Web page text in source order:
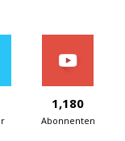
1,180
Abonnenten